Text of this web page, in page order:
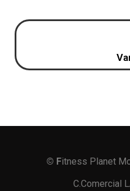
© Fitness Planet
C.Comercial